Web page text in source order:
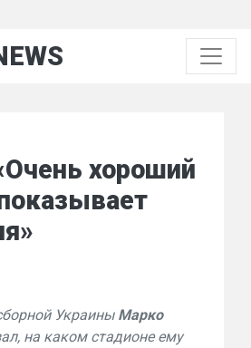
хороший
Украины Марко
на каком стадионе ему